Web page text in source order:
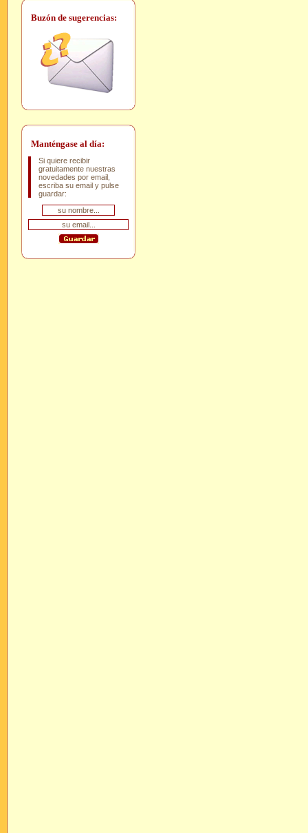
Buzón de sugerencias:
Manténgase al día:
Si quiere recibir
gratuitamente nuestras
novedades por email,
escriba su email y pulse
guardar: